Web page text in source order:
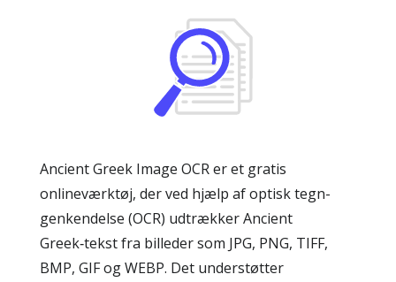
Ancient Greek Image OCR er et gratis
onlineværktøj, der ved hjælp af optisk tegn­
genkendelse (OCR) udtrækker Ancient
Greek‑tekst fra billeder som JPG, PNG, TIFF,
BMP, GIF og WEBP. Det understøtter